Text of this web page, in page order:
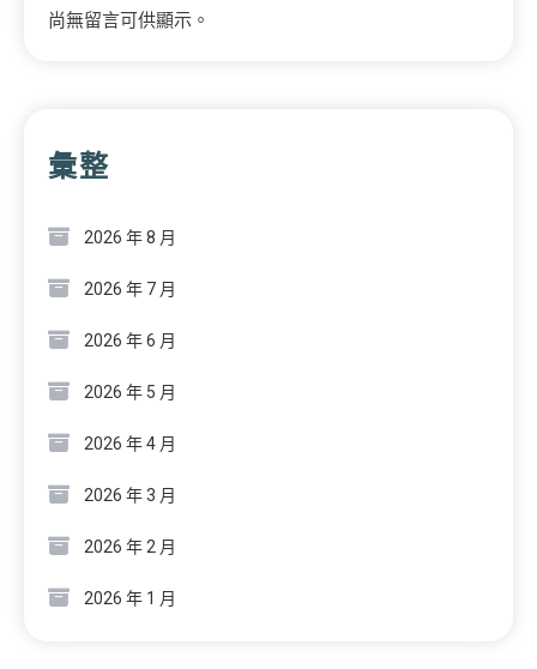
尚無留言可供顯示。
彙整
2026 年 8 月
2026 年 7 月
2026 年 6 月
2026 年 5 月
2026 年 4 月
2026 年 3 月
2026 年 2 月
2026 年 1 月